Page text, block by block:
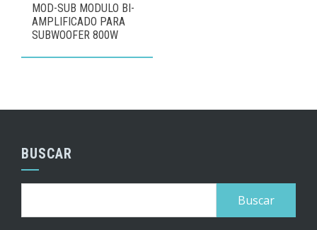
MOD-SUB MODULO BI-
AMPLIFICADO PARA
SUBWOOFER 800W
BUSCAR